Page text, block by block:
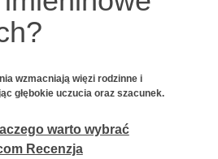
wzmacniają więzi rodzinne i
głębokie uczucia oraz szacunek.
warto wybrać
Recenzja